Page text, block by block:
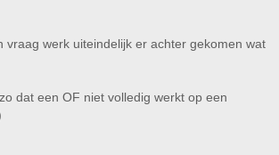
vraag werk uiteindelijk er achter gekomen wat
dat een OF niet volledig werkt op een